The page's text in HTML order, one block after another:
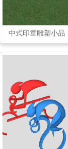
中式印章雕塑小品